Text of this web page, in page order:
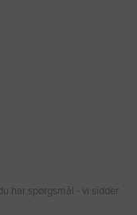
har spørgsmål - vi sidder